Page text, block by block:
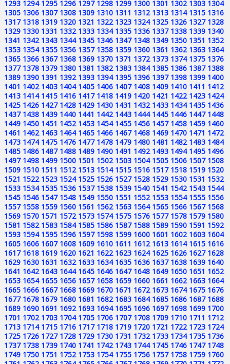
1293 1294 1295 1296 1297 1298 1299 1300 1301 1302 1303 1304
1305 1306 1307 1308 1309 1310 1311 1312 1313 1314 1315 1316
1317 1318 1319 1320 1321 1322 1323 1324 1325 1326 1327 1328
1329 1330 1331 1332 1333 1334 1335 1336 1337 1338 1339 1340
1341 1342 1343 1344 1345 1346 1347 1348 1349 1350 1351 1352
1353 1354 1355 1356 1357 1358 1359 1360 1361 1362 1363 1364
1365 1366 1367 1368 1369 1370 1371 1372 1373 1374 1375 1376
1377 1378 1379 1380 1381 1382 1383 1384 1385 1386 1387 1388
1389 1390 1391 1392 1393 1394 1395 1396 1397 1398 1399 1400
1401 1402 1403 1404 1405 1406 1407 1408 1409 1410 1411 1412
1413 1414 1415 1416 1417 1418 1419 1420 1421 1422 1423 1424
1425 1426 1427 1428 1429 1430 1431 1432 1433 1434 1435 1436
1437 1438 1439 1440 1441 1442 1443 1444 1445 1446 1447 1448
1449 1450 1451 1452 1453 1454 1455 1456 1457 1458 1459 1460
1461 1462 1463 1464 1465 1466 1467 1468 1469 1470 1471 1472
1473 1474 1475 1476 1477 1478 1479 1480 1481 1482 1483 1484
1485 1486 1487 1488 1489 1490 1491 1492 1493 1494 1495 1496
1497 1498 1499 1500 1501 1502 1503 1504 1505 1506 1507 1508
1509 1510 1511 1512 1513 1514 1515 1516 1517 1518 1519 1520
1521 1522 1523 1524 1525 1526 1527 1528 1529 1530 1531 1532
1533 1534 1535 1536 1537 1538 1539 1540 1541 1542 1543 1544
1545 1546 1547 1548 1549 1550 1551 1552 1553 1554 1555 1556
1557 1558 1559 1560 1561 1562 1563 1564 1565 1566 1567 1568
1569 1570 1571 1572 1573 1574 1575 1576 1577 1578 1579 1580
1581 1582 1583 1584 1585 1586 1587 1588 1589 1590 1591 1592
1593 1594 1595 1596 1597 1598 1599 1600 1601 1602 1603 1604
1605 1606 1607 1608 1609 1610 1611 1612 1613 1614 1615 1616
1617 1618 1619 1620 1621 1622 1623 1624 1625 1626 1627 1628
1629 1630 1631 1632 1633 1634 1635 1636 1637 1638 1639 1640
1641 1642 1643 1644 1645 1646 1647 1648 1649 1650 1651 1652
1653 1654 1655 1656 1657 1658 1659 1660 1661 1662 1663 1664
1665 1666 1667 1668 1669 1670 1671 1672 1673 1674 1675 1676
1677 1678 1679 1680 1681 1682 1683 1684 1685 1686 1687 1688
1689 1690 1691 1692 1693 1694 1695 1696 1697 1698 1699 1700
1701 1702 1703 1704 1705 1706 1707 1708 1709 1710 1711 1712
1713 1714 1715 1716 1717 1718 1719 1720 1721 1722 1723 1724
1725 1726 1727 1728 1729 1730 1731 1732 1733 1734 1735 1736
1737 1738 1739 1740 1741 1742 1743 1744 1745 1746 1747 1748
1749 1750 1751 1752 1753 1754 1755 1756 1757 1758 1759 1760